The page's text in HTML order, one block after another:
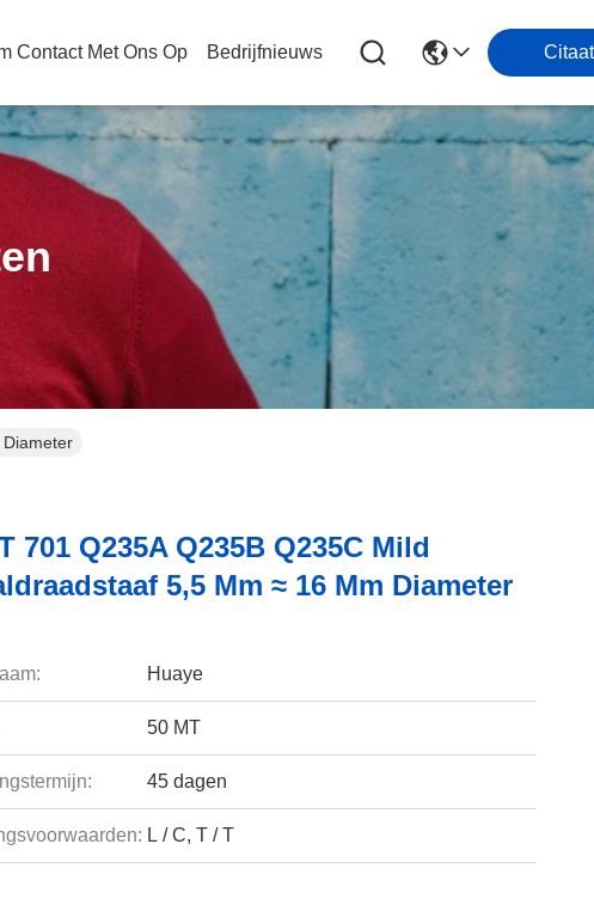
Contact Met Ons Op Bedrijfnieuws Citaat
701 Q235A Q235B Q235C Mild
5,5 Mm ≈ 16 Mm Diameter
Huaye
50 MT
45 dagen
L / C, T / T